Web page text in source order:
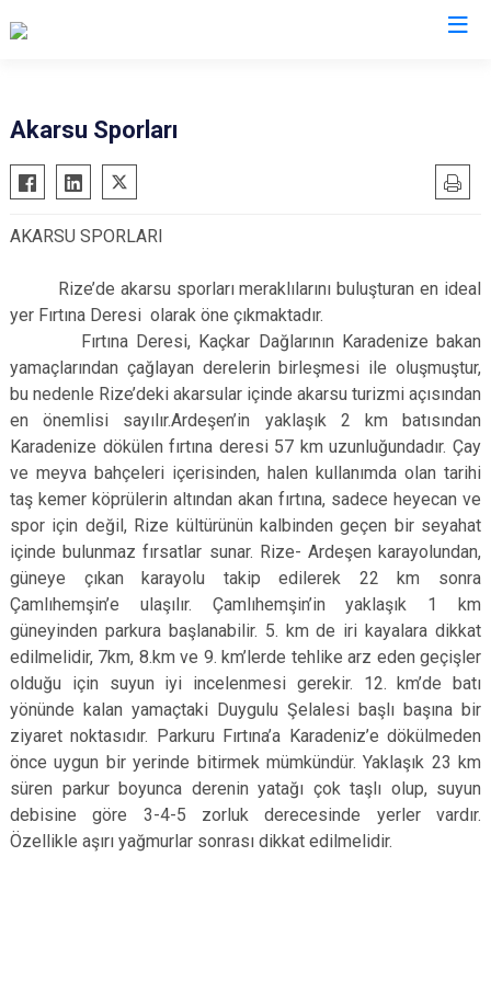
Ardeşen
Çamlıhemşin
Çayeli
Fındıklı
Pazar
Akarsu Sporları
AKARSU SPORLARI
Rize’de akarsu sporları meraklılarını buluşturan en ideal
yer Fırtına Deresi olarak öne çıkmaktadır.
Fırtına Deresi, Kaçkar Dağlarının Karadenize bakan
yamaçlarından çağlayan derelerin birleşmesi ile oluşmuştur,
bu nedenle Rize’deki akarsular içinde akarsu turizmi açısından
en önemlisi sayılır.Ardeşen’in yaklaşık 2 km batısından
Karadenize dökülen fırtına deresi 57 km uzunluğundadır. Çay
ve meyva bahçeleri içerisinden, halen kullanımda olan tarihi
taş kemer köprülerin altından akan fırtına, sadece heyecan ve
spor için değil, Rize kültürünün kalbinden geçen bir seyahat
içinde bulunmaz fırsatlar sunar. Rize- Ardeşen karayolundan,
güneye çıkan karayolu takip edilerek 22 km sonra
Çamlıhemşin’e ulaşılır. Çamlıhemşin’in yaklaşık 1 km
güneyinden parkura başlanabilir. 5. km de iri kayalara dikkat
edilmelidir, 7km, 8.km ve 9. km’lerde tehlike arz eden geçişler
olduğu için suyun iyi incelenmesi gerekir. 12. km’de batı
yönünde kalan yamaçtaki Duygulu Şelalesi başlı başına bir
ziyaret noktasıdır. Parkuru Fırtına’a Karadeniz’e dökülmeden
önce uygun bir yerinde bitirmek mümkündür. Yaklaşık 23 km
süren parkur boyunca derenin yatağı çok taşlı olup, suyun
debisine göre 3-4-5 zorluk derecesinde yerler vardır.
Özellikle aşırı yağmurlar sonrası dikkat edilmelidir.